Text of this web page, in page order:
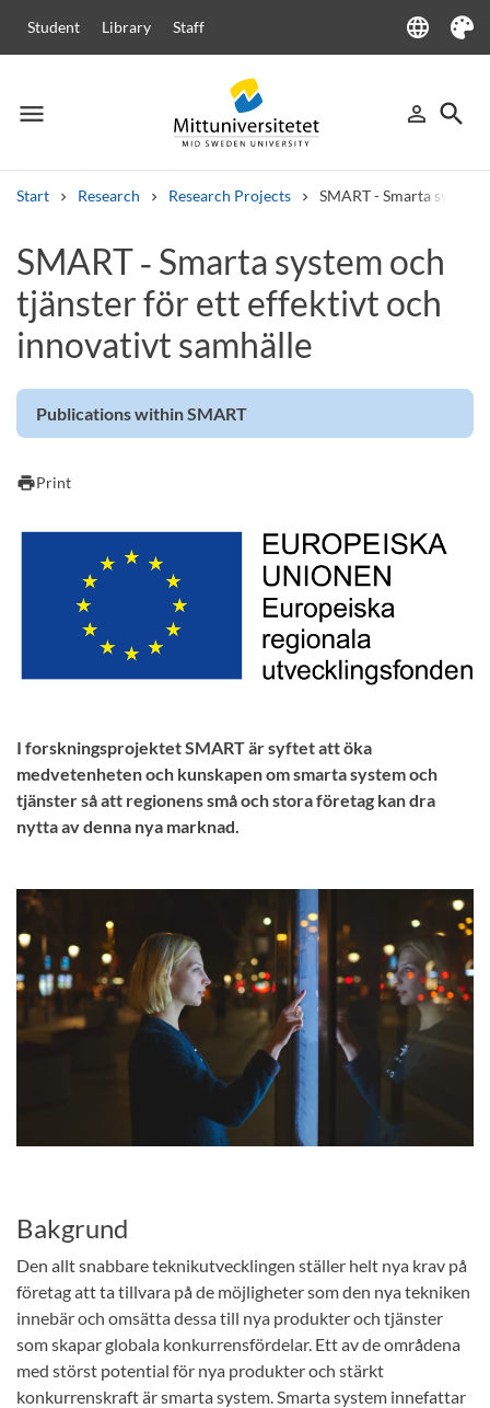
Student Library Staff language
Language
Theme
menu
Menu person_outline
Sign in
search
Start Research Research Projects SMART - Smarta
Other search services
Courses and programmesSyllabus Welcome letters Staff
Job vacancies
SMART ‑ Smarta system och
tjänster för ett effektivt och
innovativt samhälle
Publications within SMART
printPrint
I forskningsprojektet SMART är syftet att öka
medvetenheten och kunskapen om smarta system och
tjänster så att regionens små och stora företag kan dra
nytta av denna nya marknad.
Bakgrund
Den allt snabbare teknikutvecklingen ställer helt nya krav på
företag att ta tillvara på de möjligheter som den nya tekniken
innebär och omsätta dessa till nya produkter och tjänster
som skapar globala konkurrensfördelar. Ett av de områdena
med störst potential för nya produkter och stärkt
konkurrenskraft är smarta system. Smarta system innefattar